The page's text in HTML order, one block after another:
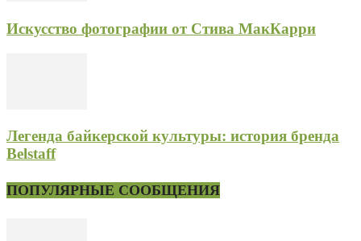
Искусство фотографии от Стива МакКарри
Легенда байкерской культуры: история бренда
Belstaff
ПОПУЛЯРНЫЕ СООБЩЕНИЯ